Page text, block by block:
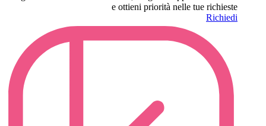
e ottieni priorità nelle tue richieste
Richiedi